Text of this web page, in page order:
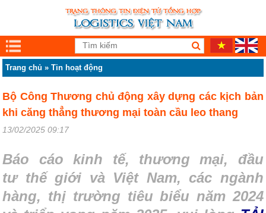
Trang chủ »Tin hoạt động
Bộ Công Thương chủ động xây dựng các kịch bản
khi căng thẳng thương mại toàn cầu leo thang
13/02/2025 09:17
Báo cáo kinh tế, thương mại, đầu
tư thế giới và Việt Nam, các ngành
hàng, thị trường tiêu biểu năm 2024